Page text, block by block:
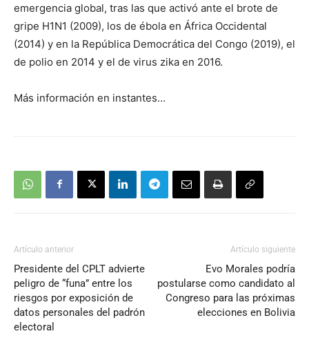
emergencia global, tras las que activó ante el brote de
gripe H1N1 (2009), los de ébola en África Occidental
(2014) y en la República Democrática del Congo (2019), el
de polio en 2014 y el de virus zika en 2016.
Más información en instantes…
Artículo anterior
Presidente del CPLT advierte
peligro de “funa” entre los
riesgos por exposición de
datos personales del padrón
electoral
Artículo siguiente
Evo Morales podría
postularse como candidato al
Congreso para las próximas
elecciones en Bolivia